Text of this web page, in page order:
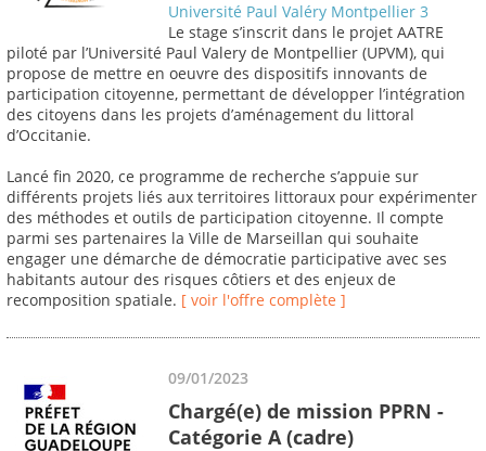
Université Paul Valéry Montpellier 3
Le stage s’inscrit dans le projet AATRE
piloté par l’Université Paul Valery de Montpellier (UPVM), qui
propose de mettre en oeuvre des dispositifs innovants de
participation citoyenne, permettant de développer l’intégration
des citoyens dans les projets d’aménagement du littoral
d’Occitanie.
Lancé fin 2020, ce programme de recherche s’appuie sur
différents projets liés aux territoires littoraux pour expérimenter
des méthodes et outils de participation citoyenne. Il compte
parmi ses partenaires la Ville de Marseillan qui souhaite
engager une démarche de démocratie participative avec ses
habitants autour des risques côtiers et des enjeux de
recomposition spatiale. [ voir l'offre complète ]
09/01/2023
Chargé(e) de mission PPRN -
Catégorie A (cadre)